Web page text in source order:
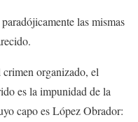
las mismas
organizado, el
es la impunidad de la
capo es López Obrador: